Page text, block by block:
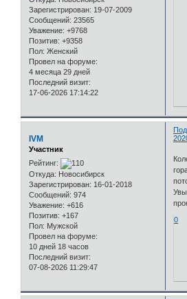
Зарегистрирован: 19-07-2009
Сообщений: 23565
Уважение: +9768
Позитив: +9358
Пол: Женский
Провел на форуме:
4 месяца 29 дней
Последний визит:
17-06-2026 17:14:22
IVM
Участник
Рейтинг:
Откуда: Новосибирск
Зарегистрирован: 16-01-2018
Сообщений: 974
Уважение: +616
Позитив: +167
Пол: Мужской
Провел на форуме:
10 дней 18 часов
Последний визит:
07-08-2026 11:29:47
0